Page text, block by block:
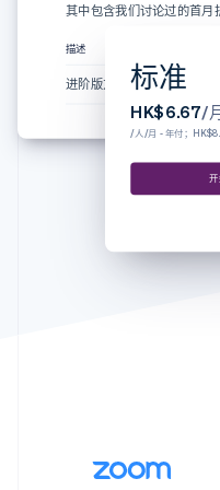
了解 Stripe
其中包含我们讨论过的首月
描述
进阶版方案 标准
HK$6.67/
/人/月 - 年付；
开